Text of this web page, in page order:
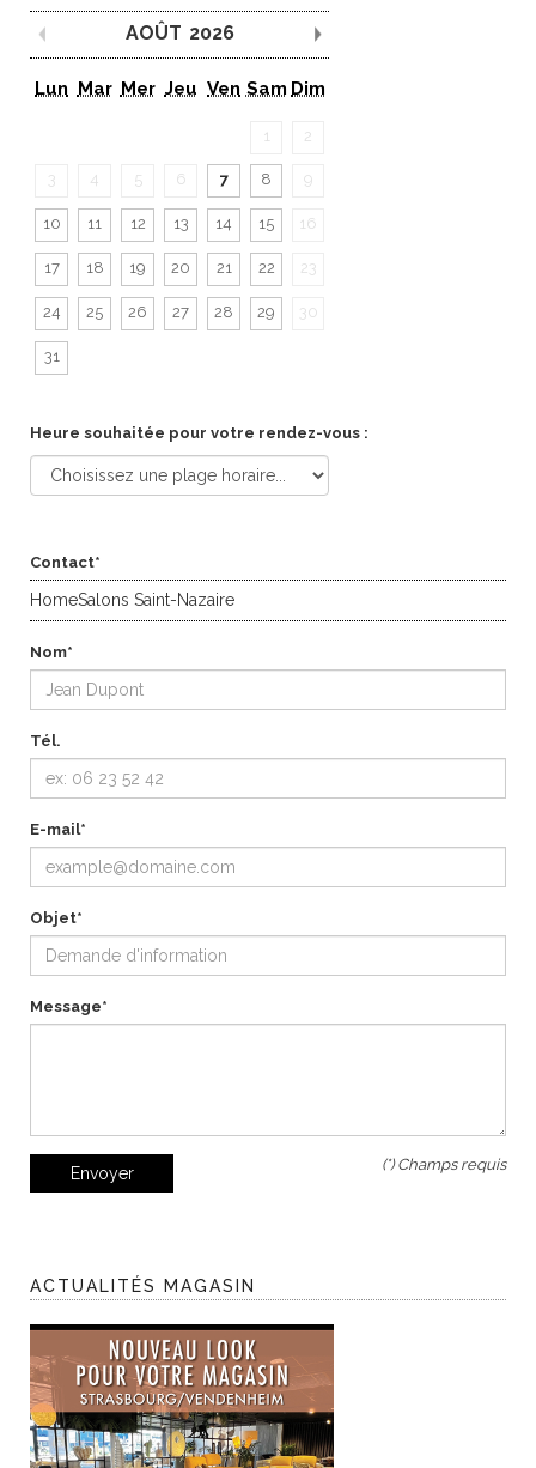
AOÛT 2026
Mois précédent
Lun Mar Mer Jeu Ven Sam Dim
1 2
3 4 5 6 7 8 9
10 11 12 13 14 15 16
17 18 19 20 21 22 23
24 25 26 27 28 29 30
31
Heure souhaitée pour votre rendez-vous :
Contact*
HomeSalons Saint-Nazaire
Nom*
Tél.
E-mail*
Objet*
Message*
Envoyer (*) Champs requis
ACTUALITÉS MAGASIN